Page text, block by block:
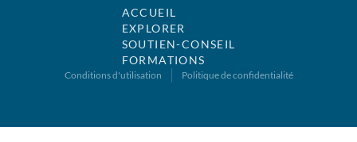
ACCUEIL
EXPLORER
SOUTIEN-CONSEIL
FORMATIONS
Conditions d'utilisation Politique de confidentialité